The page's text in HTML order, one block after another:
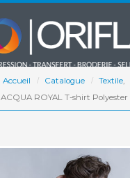
Accueil Catalogue Textile,
ACQUA ROYAL T-shirt Polyester